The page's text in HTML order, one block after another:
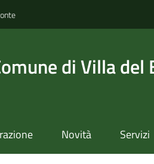
di Villa del
Novità Servizi